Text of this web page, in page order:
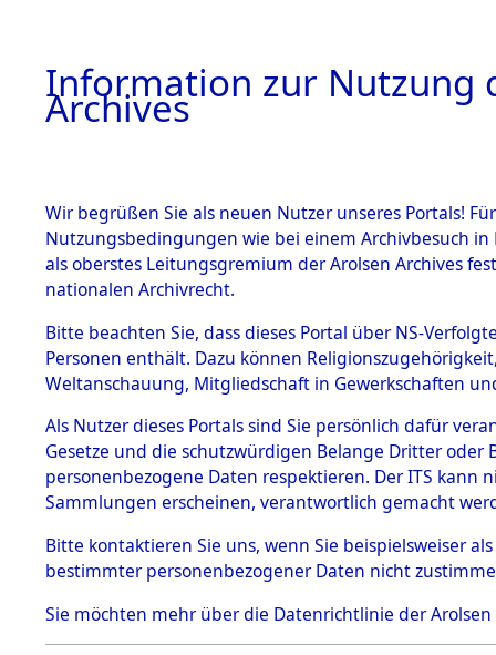
BESTÄNDE
1.
Inhaftierungsdoku
mente
1.2.9 Beim ITS
Effekten
1.2.9.1
Effekten aus
dem KZ
Dachau
Dokument
e
1.2.9.2
Effekten aus
dem KZ
0007
Information zur Nutzung
Archives
Wir begrüßen Sie als neuen Nutzer unseres Portals!
Nutzungsbedingungen wie bei einem Archivbesuch
als oberstes Leitungsgremium der Arolsen Archives
nationalen Archivrecht.
Bitte beachten Sie, dass dieses Portal über NS-
Personen enthält. Dazu können
Weltanschauung, Mitgliedschaft in Gewerkschaften
Als Nutzer dieses Portals sind Sie persönlich dafür
Gesetze und die schutzwürdigen Belange Dritter
personenbezogene Daten respektieren. Der ITS
Sammlungen erscheinen, verantwortlich gemacht
Bitte kontaktieren Sie uns, wenn Sie beispielsweiser
bestimmter personenbezogener Daten nicht
Sie möchten mehr über die Datenrichtlinie der Arolsen